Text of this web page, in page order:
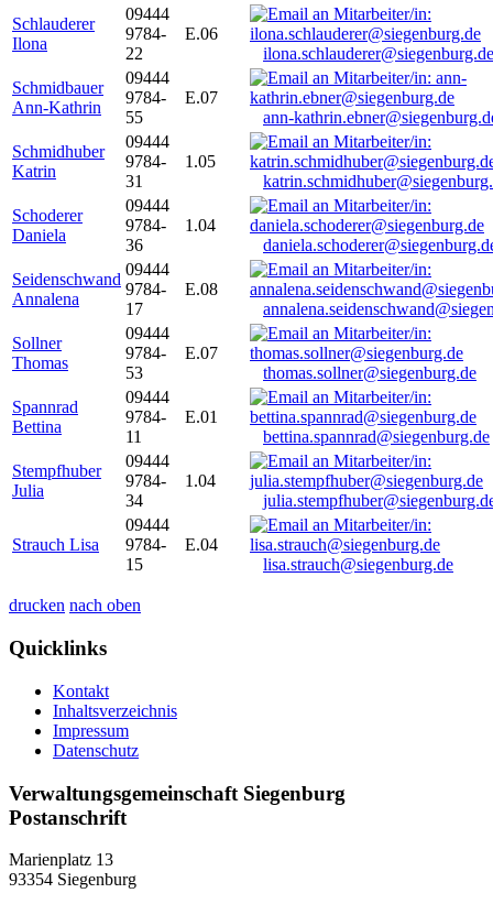
Schlauderer
Ilona
09444
9784-
22
E.06
ilona.schlauderer@siegenburg.de
Schmidbauer
Ann-Kathrin
09444
9784-
55
E.07
ann-
Schmidhuber
Katrin
09444
9784-
31
1.05
Schoderer
Daniela
09444
9784-
36
1.04
Seidenschwand
Annalena
09444
9784-
17
E.08
Sollner
Thomas
09444
9784-
53
E.07
thomas.sollner@siegenburg.de
Spannrad
Bettina
09444
9784-
11
E.01
bettina.spannrad@siegenburg.de
Stempfhuber
Julia
09444
9784-
34
1.04
Strauch Lisa
09444
9784-
15
E.04
lisa.strauch@siegenburg.de
drucken nach oben
Quicklinks
Kontakt
Inhaltsverzeichnis
Impressum
Datenschutz
Verwaltungsgemeinschaft Siegenburg
Postanschrift
Marienplatz 13
93354 Siegenburg